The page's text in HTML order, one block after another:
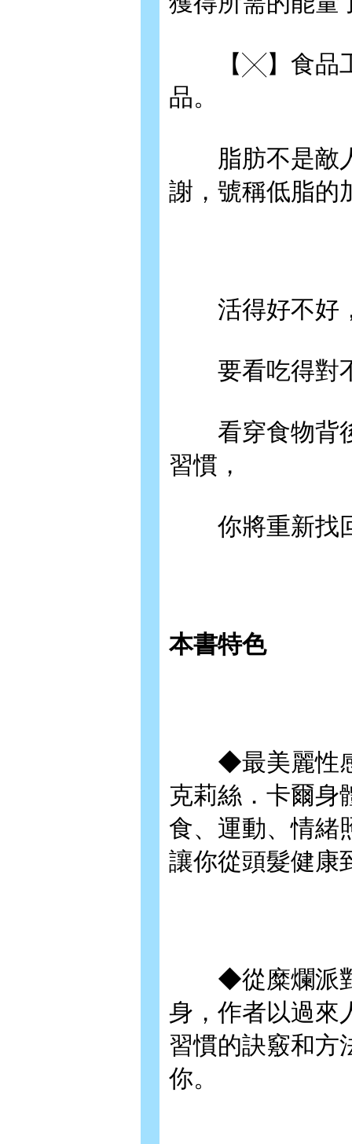
【╳】食品工
品。
脂肪不是敵人
謝，號稱低脂的
活得好不好
要看吃得對不
看穿食物背後
習慣，
你將重新找
本書特色
◆最美麗性感
克莉絲．卡爾身
食、運動、情緒
讓你從頭髮健康
◆從糜爛派對
身，作者以過來
習慣的訣竅和方
你。